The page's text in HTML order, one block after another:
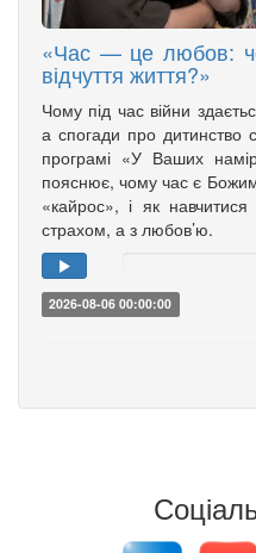
«Час — це любов:
відчуття життя?»
Чому під час війни
а спогади про дитинство
програмі «У Ваших
пояснює, чому час є
«кайрос», і як
страхом, а з любов’ю.
2026-08-06 00:00:00